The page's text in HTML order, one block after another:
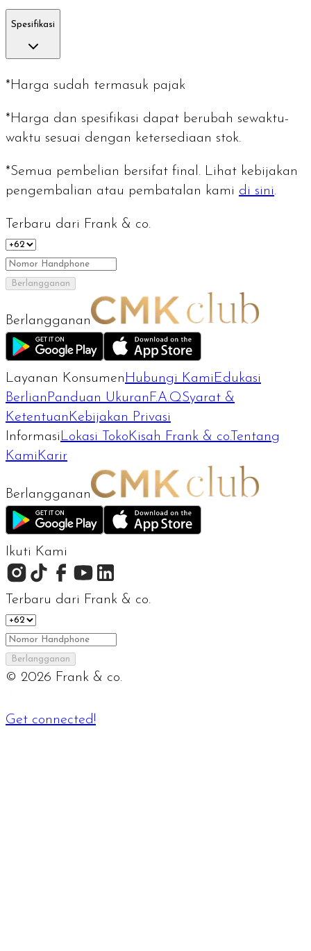
Spesifikasi
*Harga sudah termasuk pajak
*Harga dan spesifikasi dapat berubah sewaktu-
waktu sesuai dengan ketersediaan stok.
*Semua pembelian bersifat final. Lihat kebijakan
pengembalian atau pembatalan kami di sini.
Terbaru dari Frank & co.
Berlangganan
Berlangganan
Layanan Konsumen Hubungi Kami Edukasi
Berlian Panduan Ukuran F.A.QSyarat &
Ketentuan Kebijakan Privasi
Informasi Lokasi Toko Kisah Frank & co.Tentang
Kami Karir
Berlangganan
Ikuti Kami
Terbaru dari Frank & co.
Berlangganan
© 2026 Frank & co.
Get connected!